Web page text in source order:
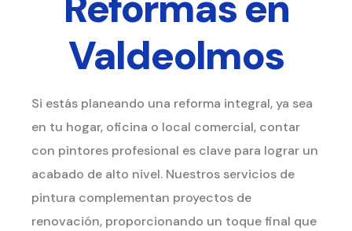
Valdeolmos
Si estás planeando una reforma integral, ya sea
en tu hogar, oficina o local comercial, contar
con pintores profesional es clave para lograr un
acabado de alto nivel. Nuestros servicios de
pintura complementan proyectos de
renovación, proporcionando un toque final que